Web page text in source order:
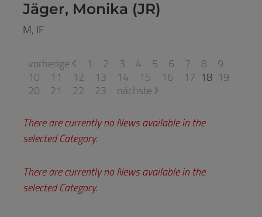
Jäger, Monika (JR)
M, IF
vorherige 1 2 3 4 5 6 7 8
9
10
11 12 13 14 15 16 17 18 19
20
21 22 23 nächste
There are currently no News available in the
selected Category.
There are currently no News available in the
selected Category.